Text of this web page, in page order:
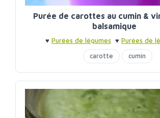
Purée de carottes au cumin &
balsamique
♥ Purées de légumes ♥ Purées de
carotte
cumin